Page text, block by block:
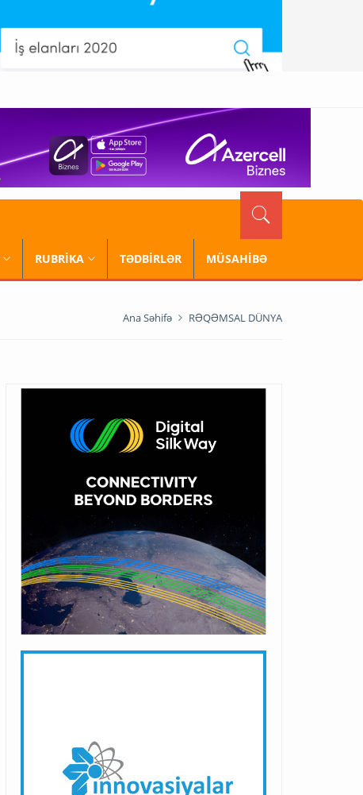
RUBRİKA TƏDBİRLƏR MÜSAHİBƏ
Ana Səhifə RƏQƏMSAL DÜNYA